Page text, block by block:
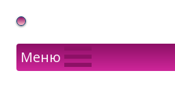
Gif Открытки в подарок
Меню